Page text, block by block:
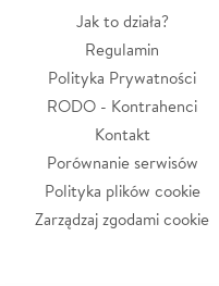
Jak to działa?
Regulamin
Polityka Prywatności
RODO - Kontrahenci
Kontakt
Porównanie serwisów
Polityka plików cookie
Zarządzaj zgodami cookie